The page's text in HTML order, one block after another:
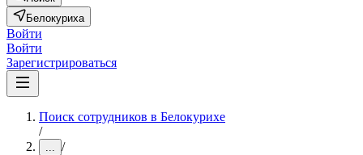
Белокуриха
Войти
Войти
Зарегистрироваться
Поиск сотрудников в Белокурихе
/
... /